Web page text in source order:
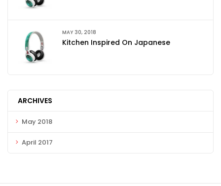
MAY 30, 2018
Kitchen Inspired On Japanese
ARCHIVES
May 2018
April 2017